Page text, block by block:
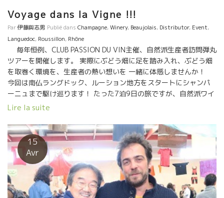
Voyage dans la Vigne !!!
Par伊藤與志男 Publié dans Champagne,Winery, Beaujolais, Distributor, Event,
Languedoc, Roussillon, Rhône
毎年恒例、CLUB PASSION DU VIN主催、自然派生産者訪問弾丸
ツアーを開催します。 実際にぶどう畑に足を踏み入れ、ぶどう畑
を取巻く環境を、生産者の熱い想いを 一緒に体感しませんか！
今回は南仏ラングドック、ルーション地方をスタートにシャンパ
ーニュまで駆け巡ります！ たった7泊9日の旅ですが、自然派ワイ
ンへの理解がとんでもなく深まる感動のツアーです。 ご興味ある
て頂きます。 日程：2018年6月18日(月）日本出発
6月25日(月）現地発 26日(火）日本到着 参加対象者：酒販店、
飲食店関係者のみ 訪問予定蔵元：カゾ・デ・マイヨル/ブー・デ
ュ・モンド/ポッシブル/ル・タン・デ・スリーズ/モン・ド・マリ
ー/マス・ロー/エスカルポレット/ジュリ・ブロスラン/ダール・
エ・リボ/ジャン・クロード・ラパリュ/ラピエール/ジャック・ラ
セーニュ/アレキサンドル・バンなど（変更の可能性あり） クラ
Lire la suite
15
Avr